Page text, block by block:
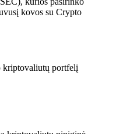
kovos su Crypto
kriptovaliutų portfelį